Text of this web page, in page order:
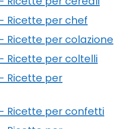
Ricette per chef
Ricette per colazione
Ricette per coltelli
Ricette per
Ricette per confetti